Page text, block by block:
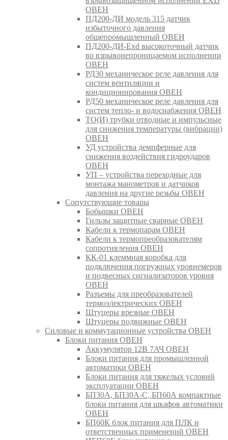
ОВЕН
ПД200-ДИ модель 315 датчик
избыточного давления
общепромышленный ОВЕН
ПД200-ДИ-Exd высокоточный датчик
во взрывонепроницаемом исполнении
ОВЕН
РД30 механическое реле давления для
систем вентиляции и
кондиционирования ОВЕН
РД50 механическое реле давления для
систем тепло- и водоснабжения ОВЕН
ТО(И) трубки отводные и импульсные
для снижения температуры (вибрации)
ОВЕН
УД устройства демпферные для
снижения воздействия гидроударов
ОВЕН
УП – устройства переходные для
монтажа манометров и датчиков
давления на другие резьбы ОВЕН
Сопутствующие товары
Бобышки ОВЕН
Гильзы защитные сварные ОВЕН
Кабели к термопарам ОВЕН
Кабели к термопреобразователям
сопротивления ОВЕН
КК-01 клеммная коробка для
подключения погружных уровнемеров
и подвесных сигнализаторов уровня
ОВЕН
Разъемы для преобразователей
термоэлектрических ОВЕН
Штуцеры врезные ОВЕН
Штуцеры подвижные ОВЕН
Силовые и коммутационные устройства ОВЕН
Блоки питания ОВЕН
Аккумулятор 12В 7АЧ ОВЕН
Блоки питания для промышленной
автоматики ОВЕН
Блоки питания для тяжелых условий
эксплуатации ОВЕН
БП30А, БП30А-С, БП60А компактные
блоки питания для шкафов автоматики
ОВЕН
БП60К блок питания для ПЛК и
ответственных применений ОВЕН